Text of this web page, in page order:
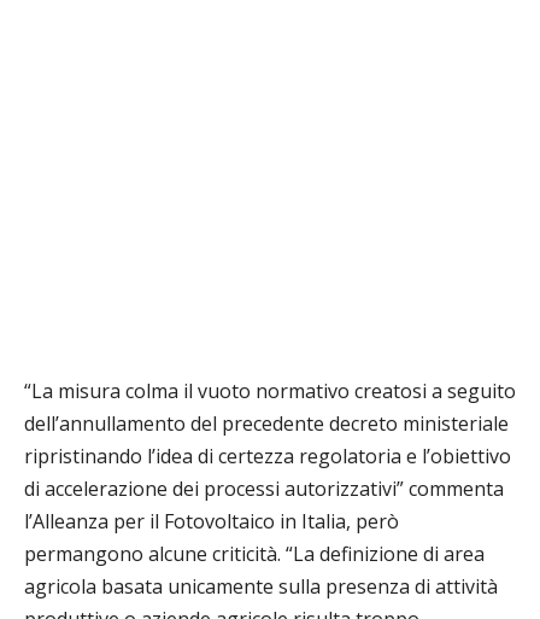
“La misura colma il vuoto normativo creatosi a seguito
dell’annullamento del precedente decreto ministeriale
ripristinando l’idea di certezza regolatoria e l’obiettivo
di accelerazione dei processi autorizzativi” commenta
l’Alleanza per il Fotovoltaico in Italia, però
permangono alcune criticità. “La definizione di area
agricola basata unicamente sulla presenza di attività